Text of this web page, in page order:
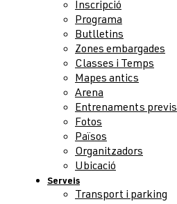
Inscripció
Programa
Butlletins
Zones embargades
Classes i Temps
Mapes antics
Arena
Entrenaments previs
Fotos
Països
Organitzadors
Ubicació
Serveis
Transport i parking